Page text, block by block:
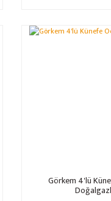
Görkem 4'lü